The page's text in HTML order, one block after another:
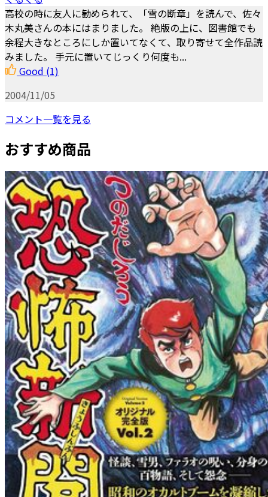
高校の時に友人に勧められて、「雪の断章」を読んで、佐々
木丸美さんの本にはまりました。 絶版の上に、図書館でも
余程大きなところにしか置いてなくて、取り寄せて全作品読
みました。 手元に置いてじっくり何度も...
Good (1)
2004/11/05
コメント一覧を見る
おすすめ商品